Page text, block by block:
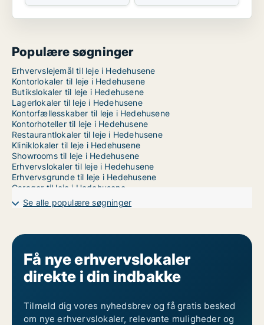
Populære søgninger
Erhvervslejemål til leje i Hedehusene
Kontorlokaler til leje i Hedehusene
Butikslokaler til leje i Hedehusene
Lagerlokaler til leje i Hedehusene
Kontorfællesskaber til leje i Hedehusene
Kontorhoteller til leje i Hedehusene
Restaurantlokaler til leje i Hedehusene
Kliniklokaler til leje i Hedehusene
Showrooms til leje i Hedehusene
Erhvervslokaler til leje i Hedehusene
Erhvervsgrunde til leje i Hedehusene
Garager til leje i Hedehusene
Værkstedslokaler til leje i København
Se alle populære søgninger
Få nye erhvervslokaler
direkte i din indbakke
Tilmeld dig vores nyhedsbrev og få gratis besked
om nye erhvervslokaler, relevante muligheder og